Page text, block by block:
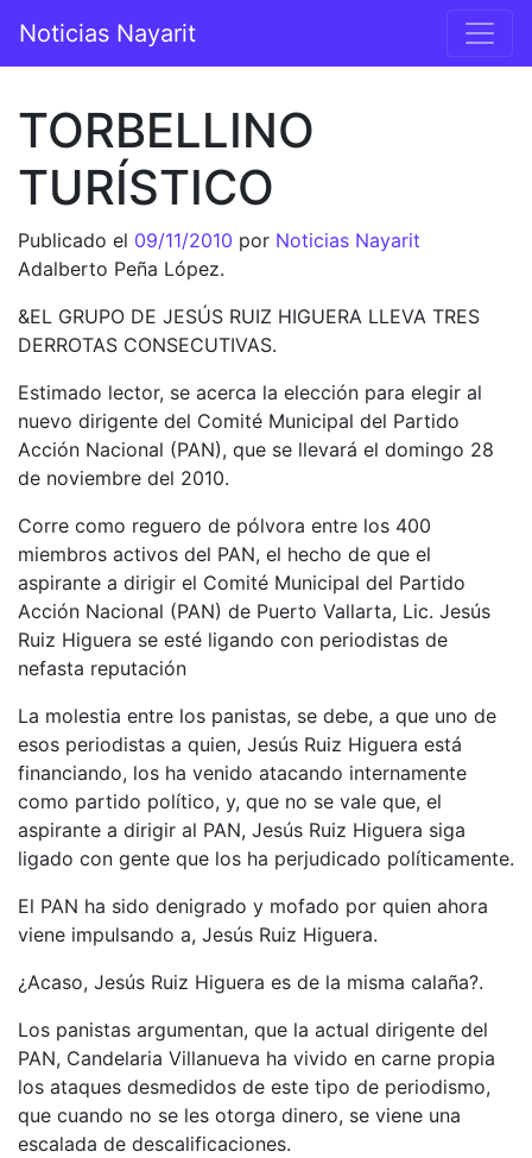
Navegación principal
Noticias Nayarit
TORBELLINO
TURÍSTICO
Publicado el 09/11/2010 por Noticias Nayarit
Adalberto Peña López.
&EL GRUPO DE JESÚS RUIZ HIGUERA LLEVA TRES
DERROTAS CONSECUTIVAS.
Estimado lector, se acerca la elección para elegir al
nuevo dirigente del Comité Municipal del Partido
Acción Nacional (PAN), que se llevará el domingo 28
de noviembre del 2010.
Corre como reguero de pólvora entre los 400
miembros activos del PAN, el hecho de que el
aspirante a dirigir el Comité Municipal del Partido
Acción Nacional (PAN) de Puerto Vallarta, Lic. Jesús
Ruiz Higuera se esté ligando con periodistas de
nefasta reputación
La molestia entre los panistas, se debe, a que uno de
esos periodistas a quien, Jesús Ruiz Higuera está
financiando, los ha venido atacando internamente
como partido político, y, que no se vale que, el
aspirante a dirigir al PAN, Jesús Ruiz Higuera siga
ligado con gente que los ha perjudicado políticamente.
El PAN ha sido denigrado y mofado por quien ahora
viene impulsando a, Jesús Ruiz Higuera.
¿Acaso, Jesús Ruiz Higuera es de la misma calaña?.
Los panistas argumentan, que la actual dirigente del
PAN, Candelaria Villanueva ha vivido en carne propia
los ataques desmedidos de este tipo de periodismo,
que cuando no se les otorga dinero, se viene una
escalada de descalificaciones.